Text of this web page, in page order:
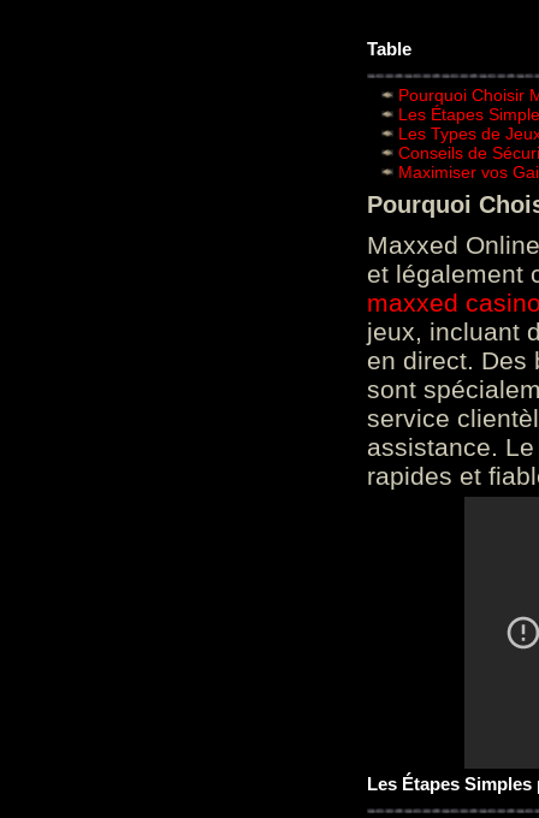
Table
Pourquoi Choisir
Les Étapes
Les Types de
Conseils de
Maximiser vos
Pourquoi
Maxxed
et légalement
maxxed
jeux, incluant
en direct. Des
sont
service
assistance.
rapides et
Les Étapes